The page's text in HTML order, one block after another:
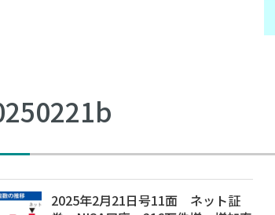
2025年2月21日号11面 ネット証